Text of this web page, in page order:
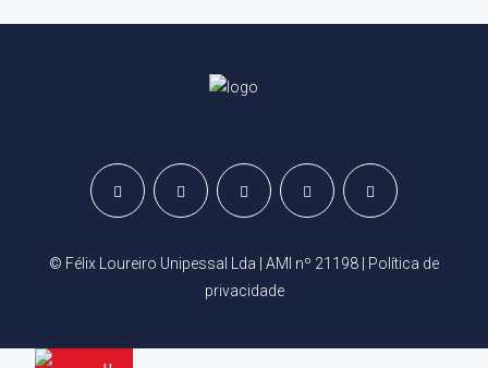
© Félix Loureiro Unipessal Lda | AMI nº 21198 | Política de
privacidade